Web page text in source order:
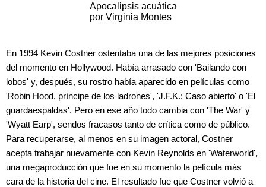
Apocalipsis acuática
por Virginia Montes
En 1994 Kevin Costner ostentaba una de las mejores posiciones
del momento en Hollywood. Había arrasado con 'Bailando con
lobos' y, después, su rostro había aparecido en películas como
'Robin Hood, príncipe de los ladrones', 'J.F.K.: Caso abierto' o 'El
guardaespaldas'. Pero en ese año todo cambia con 'The War' y
'Wyatt Earp', sendos fracasos tanto de crítica como de público.
Para recuperarse, al menos en su imagen actoral, Costner
acepta trabajar nuevamente con Kevin Reynolds en 'Waterworld',
una megaproducción que fue en su momento la película más
cara de la historia del cine. El resultado fue que Costner volvió a